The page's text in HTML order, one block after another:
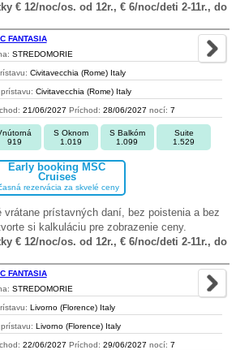
€ 12/noc/os. od 12r., € 6/noc/deti 2-11r., do
FANTASIA
STREDOMORIE
Civitavecchia (Rome) Italy
Civitavecchia (Rome) Italy
21/06/2027 Príchod: 28/06/2027 nocí: 7
919
S Oknom
1.019
S Balkóm
1.099
Suite
1.529
Early booking MSC
Cruises
rezervácia za skvelé ceny
prístavných daní, bez poistenia a bez
si kalkuláciu pre zobrazenie ceny.
€ 12/noc/os. od 12r., € 6/noc/deti 2-11r., do
FANTASIA
STREDOMORIE
Livorno (Florence) Italy
Livorno (Florence) Italy
22/06/2027 Príchod: 29/06/2027 nocí: 7